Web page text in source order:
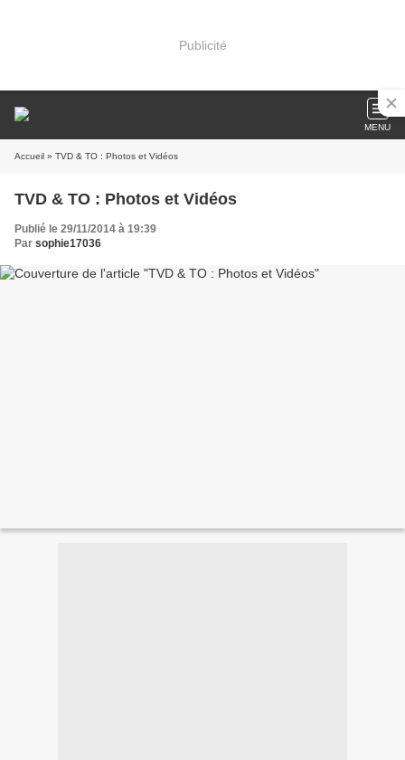
Publicité
MENU
Accueil » TVD & TO : Photos et Vidéos
TVD & TO : Photos et Vidéos
Publié le 29/11/2014 à 19:39
Par sophie17036